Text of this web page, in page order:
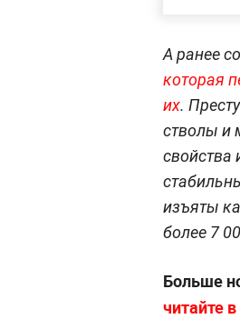
А ранее
которая
их.
стволы и
свойства
изъяты
более 7
Больше
читайте